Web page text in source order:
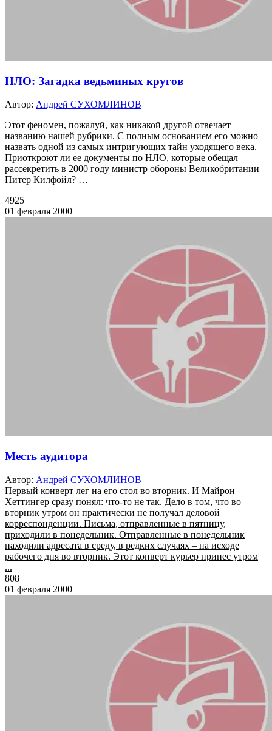
НЛО: Загадка ведьминых кругов
Автор: Андрей СУХОМЛИНОВ
Этот феномен, пожалуй, как никакой другой отвечает
названию нашей рубрики. С полным основанием его можно
назвать одной из самых интригующих тайн уходящего века.
Приоткроют ли ее документы по НЛО, которые обещал
рассекретить в 2000 году министр обороны Великобритании
Питер Килфойл? …
4925
01 февраля 2000
Месть аудитора
Автор: Андрей СУХОМЛИНОВ
Первый конверт лег на его стол во вторник. И Майрон
Хеттингер сразу понял: что-то не так. Дело в том, что во
вторник утром он практически не получал деловой
корреспонденции. Письма, отправленные в пятницу,
приходили в понедельник. Отправленные в понедельник
находили адресата в среду, в редких случаях – на исходе
рабочего дня во вторник. Этот конверт курьер принес утром
...
808
01 февраля 2000